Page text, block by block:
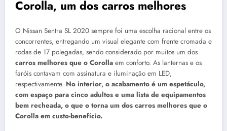
Corolla, um dos carros melhores
O Nissan Sentra SL 2020 sempre foi uma escolha racional entre os
concorrentes, entregando um visual elegante com frente cromada e
rodas de 17 polegadas, sendo considerado por muitos um dos
carros melhores que o Corolla em conforto. As lanternas e os
faróis contavam com assinatura e iluminação em LED,
respectivamente. No interior, o acabamento é um espetáculo,
com espaço para cinco adultos e uma lista de equipamentos
bem recheada, o que o torna um dos carros melhores que o
Corolla em custo-benefício.